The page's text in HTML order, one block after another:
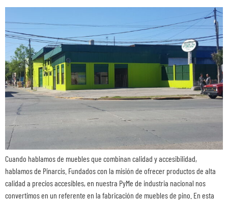
Cuando hablamos de muebles que combinan calidad y accesibilidad,
hablamos de Pinarcis. Fundados con la misión de ofrecer productos de alta
calidad a precios accesibles, en nuestra PyMe de industria nacional nos
convertimos en un referente en la fabricación de muebles de pino. En esta